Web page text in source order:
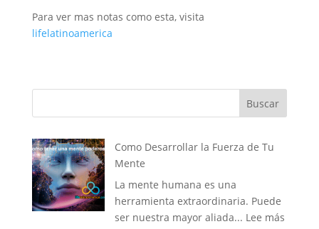
Para ver mas notas como esta, visita
lifelatinoamerica
Buscar
Como Desarrollar la Fuerza de Tu
Mente
La mente humana es una
herramienta extraordinaria. Puede
ser nuestra mayor aliada... Lee más: